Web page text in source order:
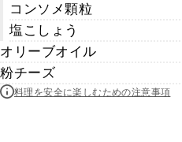
コンソメ顆粒
塩こしょう
オリーブオイル
粉チーズ
料理を安全に楽しむための注意事項